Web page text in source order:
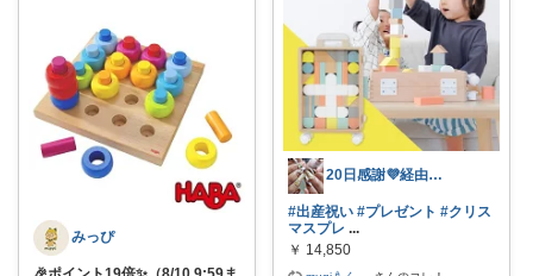
みっぴ
20日感謝💜経由でご購入⭐三兄弟ママ
#出産祝い #プレゼント #クリス
マスプレ ...
￥ 14,850